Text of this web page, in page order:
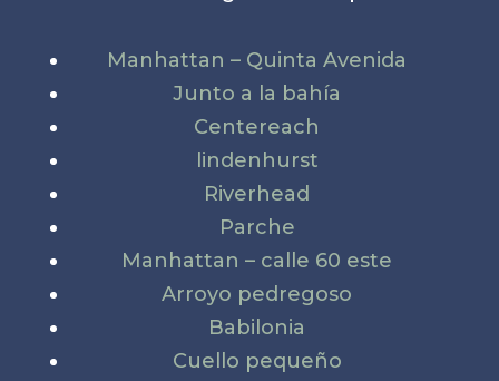
Manhattan – Quinta Avenida
Junto a la bahía
Centereach
lindenhurst
Riverhead
Parche
Manhattan – calle 60 este
Arroyo pedregoso
Babilonia
Cuello pequeño